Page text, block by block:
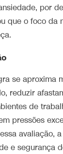
por
que o foco da
se aproxima
reduzir
de
pressões
avaliação,
e segurança